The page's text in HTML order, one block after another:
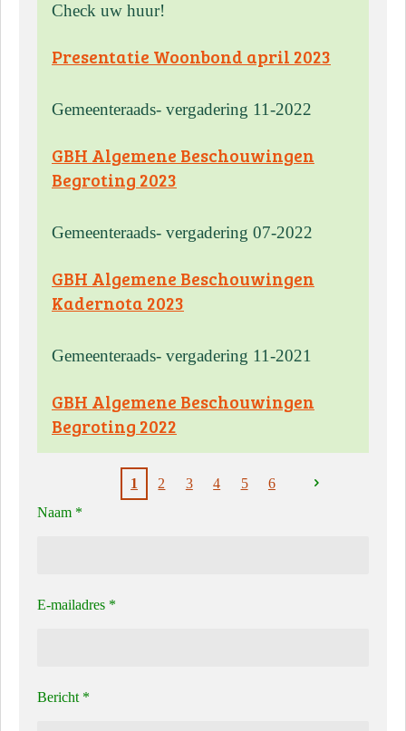
Check uw huur!
Presentatie Woonbond april 2023
Gemeenteraads- vergadering 11-2022
GBH Algemene Beschouwingen
Begroting 2023
Gemeenteraads- vergadering 07-2022
GBH Algemene Beschouwingen
Kadernota 2023
Gemeenteraads- vergadering 11-2021
GBH Algemene Beschouwingen
Begroting 2022
1 2 3 4 5
6
Naam *
E-mailadres *
Bericht *